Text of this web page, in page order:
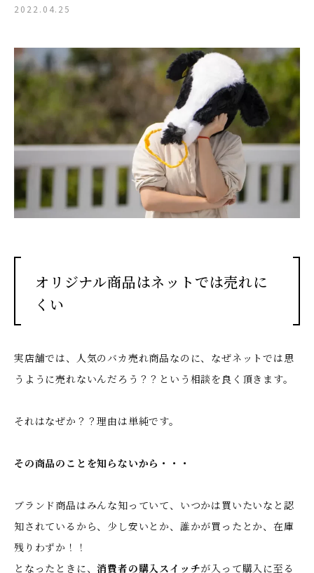
2022.04.25
オリジナル商品はネットでは売れに
くい
実店舗では、人気のバカ売れ商品なのに、なぜネットでは思
うように売れないんだろう？？という相談を良く頂きます。
それはなぜか？？理由は単純です。
その商品のことを知らないから・・・
ブランド商品はみんな知っていて、いつかは買いたいなと認
知されているから、少し安いとか、誰かが買ったとか、在庫
残りわずか！！
となったときに、消費者の購入スイッチが入って購入に至る